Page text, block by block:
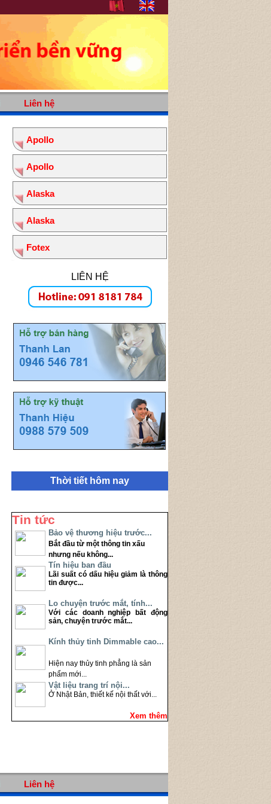
Liên hệ
Apollo
Apollo
Alaska
Alaska
Fotex
LIÊN HỆ
Thời tiết hôm nay
Tin tức
Bảo vệ thương hiệu trước...
Bắt đầu từ một thông tin xấu
nhưng nếu không...
Tín hiệu ban đầu
Lãi suất có dấu hiệu giảm là thông
tin được...
Lo chuyện trước mắt, tính...
Với các doanh nghiệp bất động
sản, chuyện trước mắt...
Kính thủy tinh Dimmable cao...
Hiện nay thủy tinh phẳng là sản
phẩm mới...
Vật liệu trang trí nội...
Ở Nhật Bản, thiết kế nội thất với...
Xem thêm
Liên hệ